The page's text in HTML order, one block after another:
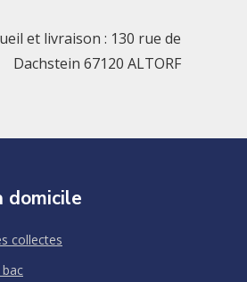
et livraison : 130 rue de
Dachstein 67120 ALTORF
domicile
collectes